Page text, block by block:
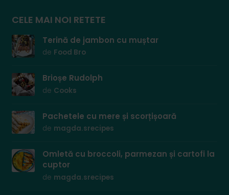
CELE MAI NOI RETETE
Terină de jambon cu muștar
de Food Bro
Brioșe Rudolph
de Cooks
Pachetele cu mere și scorțișoară
de magda.srecipes
Omletă cu broccoli, parmezan și cartofi la
cuptor
de magda.srecipes